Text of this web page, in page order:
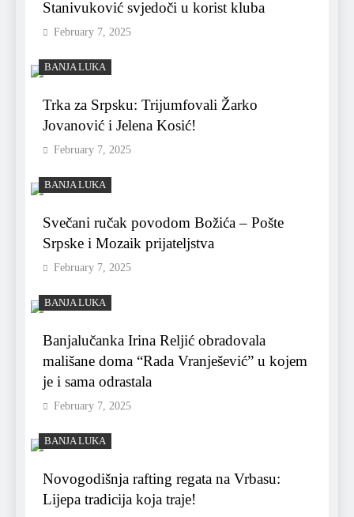
Stanivuković svjedoči u korist kluba
February 7, 2025
BANJA LUKA
Trka za Srpsku: Trijumfovali Žarko
Jovanović i Jelena Kosić!
February 7, 2025
BANJA LUKA
Svečani ručak povodom Božića – Pošte
Srpske i Mozaik prijateljstva
February 7, 2025
BANJA LUKA
Banjalučanka Irina Reljić obradovala
mališane doma “Rada Vranješević” u kojem
je i sama odrastala
February 7, 2025
BANJA LUKA
Novogodišnja rafting regata na Vrbasu:
Lijepa tradicija koja traje!